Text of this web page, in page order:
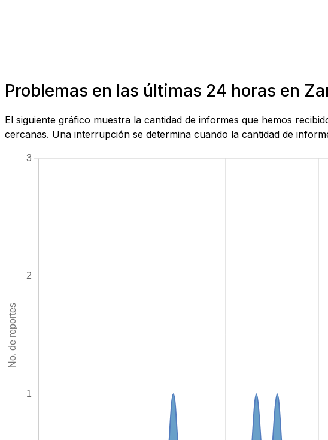
Problemas en las últimas 24 horas en
El siguiente gráfico muestra la cantidad de informes que hemos
cercanas. Una interrupción se determina cuando la cantidad de